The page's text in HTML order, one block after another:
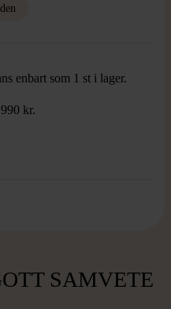
enbart som 1 st i lager.
kr.
SAMVETE